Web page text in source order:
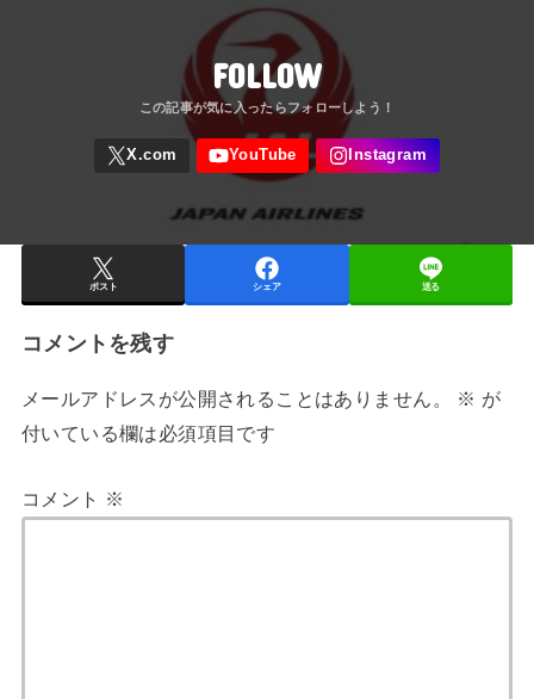
グラフ コレクシ
ョンに加盟！
FOLLOW
ポスト シェア 送る
コメントを残す
メールアドレスが公開されることはありません。 ※ が
付いている欄は必須項目です
コメント ※